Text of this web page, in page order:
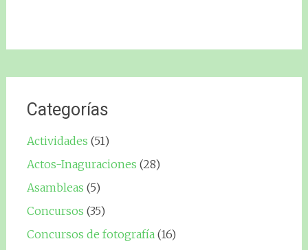
Categorías
Actividades (51)
Actos-Inaguraciones (28)
Asambleas (5)
Concursos (35)
Concursos de fotografía(16)